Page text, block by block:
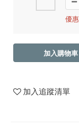
優
加入購物車
加入追蹤清單